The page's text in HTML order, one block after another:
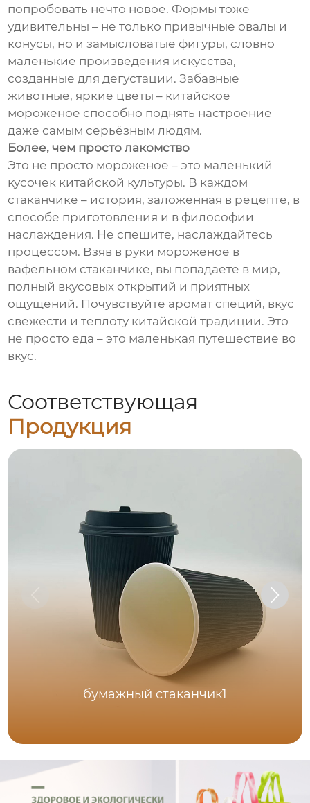
попробовать нечто новое. Формы тоже
удивительны – не только привычные овалы и
конусы, но и замысловатые фигуры, словно
маленькие произведения искусства,
созданные для дегустации. Забавные
животные, яркие цветы – китайское
мороженое способно поднять настроение
даже самым серьёзным людям.
Более, чем просто лакомство
Это не просто мороженое – это маленький
кусочек китайской культуры. В каждом
стаканчике – история, заложенная в рецепте, в
способе приготовления и в философии
наслаждения. Не спешите, наслаждайтесь
процессом. Взяв в руки мороженое в
вафельном стаканчике, вы попадаете в мир,
полный вкусовых открытий и приятных
ощущений. Почувствуйте аромат специй, вкус
свежести и теплоту китайской традиции. Это
не просто еда – это маленькая путешествие во
вкус.
Соответствующая
Продукция
бумажный стаканчик1